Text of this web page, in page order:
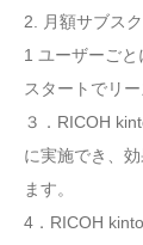
2. 月額サブス
1 ユーザーご
スタートでリ
３．RICOH
に実施でき、
ます。
4．RICOH